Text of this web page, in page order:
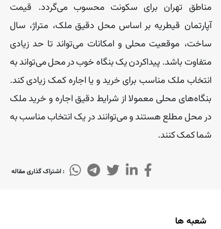
مناطق تهران برای سکونت محسوب میگردد. قیمت
آپارتمان قیطریه بر اساس محل دقیق ملک، متراژ، سال
ساخت، موقعیت محلی و امکانات میتواند تا حد زیادی
متفاوت باشد. پیداکردنیکبنگاه خوبدرمحلمیتواندبه
انتخاب ملک مناسب برای خرید و یا اجاره کمک زیادیکند.
بنگاههای محلی معمولا از شرایط دقیق اجاره و خرید ملک
درمحل مطلع هستندومیتوانند دریک انتخاب مناسببه
شماکمککنند.
: اشتراک گذاری مقاله
شعبه ها